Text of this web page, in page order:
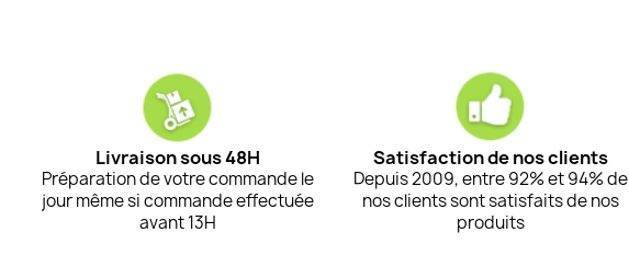
Livraison sous 48H
Préparation de votre commande le
jour même si commande effectuée
avant 13H
Satisfaction de nos clients
Depuis 2009, entre 92% et 94% de
nos clients sont satisfaits de nos
produits